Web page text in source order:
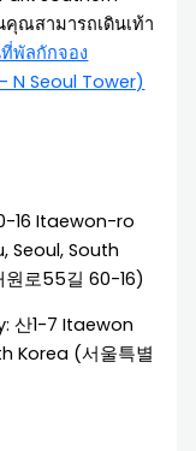
ณสามารถเดินเท้า
พัลกักจอง
N Seoul Tower)
16 Itaewon-ro
South
원로55길 60-16)
산1-7 Itaewon
Korea (서울특별